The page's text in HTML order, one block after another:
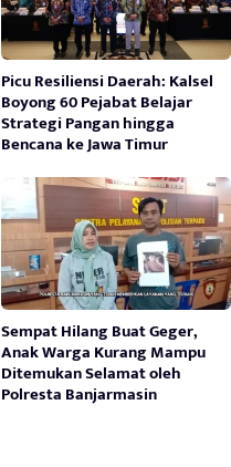
Picu Resiliensi Daerah: Kalsel
Boyong 60 Pejabat Belajar
Strategi Pangan hingga
Bencana ke Jawa Timur
Sempat Hilang Buat Geger,
Anak Warga Kurang Mampu
Ditemukan Selamat oleh
Polresta Banjarmasin